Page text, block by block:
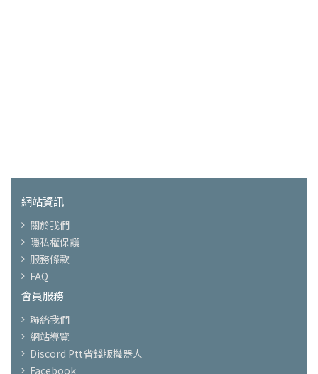
網站資訊
關於我們
隱私權保護
服務條款
FAQ
會員服務
聯絡我們
網站導覽
Discord Ptt省錢版機器人
Facebook